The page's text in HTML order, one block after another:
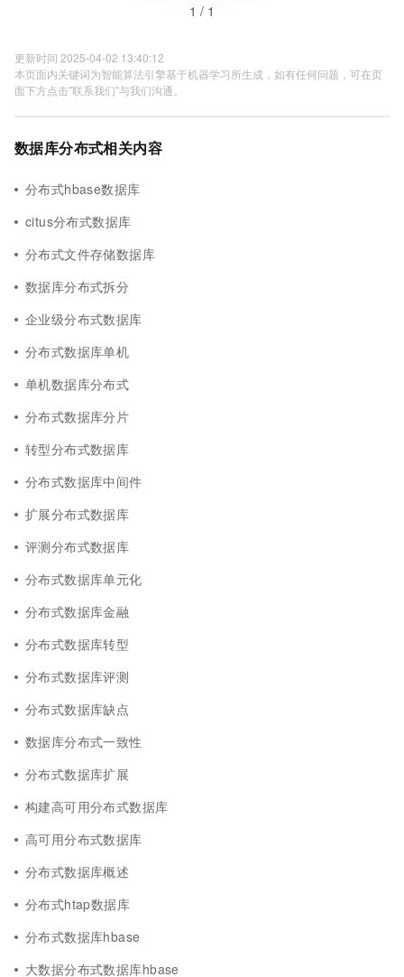
1 / 1
更新时间 2025-04-02 13:40:12
本页面内关键词为智能算法引擎基于机器学习所生成，如有任何问题，可在页
面下方点击"联系我们"与我们沟通。
数据库分布式相关内容
分布式hbase数据库
citus分布式数据库
分布式文件存储数据库
数据库分布式拆分
企业级分布式数据库
分布式数据库单机
单机数据库分布式
分布式数据库分片
转型分布式数据库
分布式数据库中间件
扩展分布式数据库
评测分布式数据库
分布式数据库单元化
分布式数据库金融
分布式数据库转型
分布式数据库评测
分布式数据库缺点
数据库分布式一致性
分布式数据库扩展
构建高可用分布式数据库
高可用分布式数据库
分布式数据库概述
分布式htap数据库
分布式数据库hbase
大数据分布式数据库hbase